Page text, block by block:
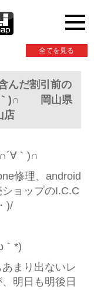
全てを見る
んだ割引前の
｀)∩ 岡山県
店
｀)∩
修理、android
ョップのI.C.C
)/
｀*)
まり出ないレ
明日も明後日